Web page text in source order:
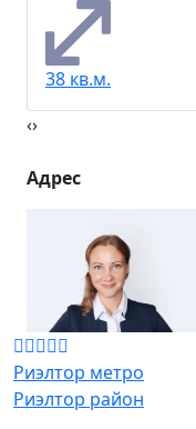
38 кв.м.
‹›
Адрес
Риэлтор метро
Риэлтор район